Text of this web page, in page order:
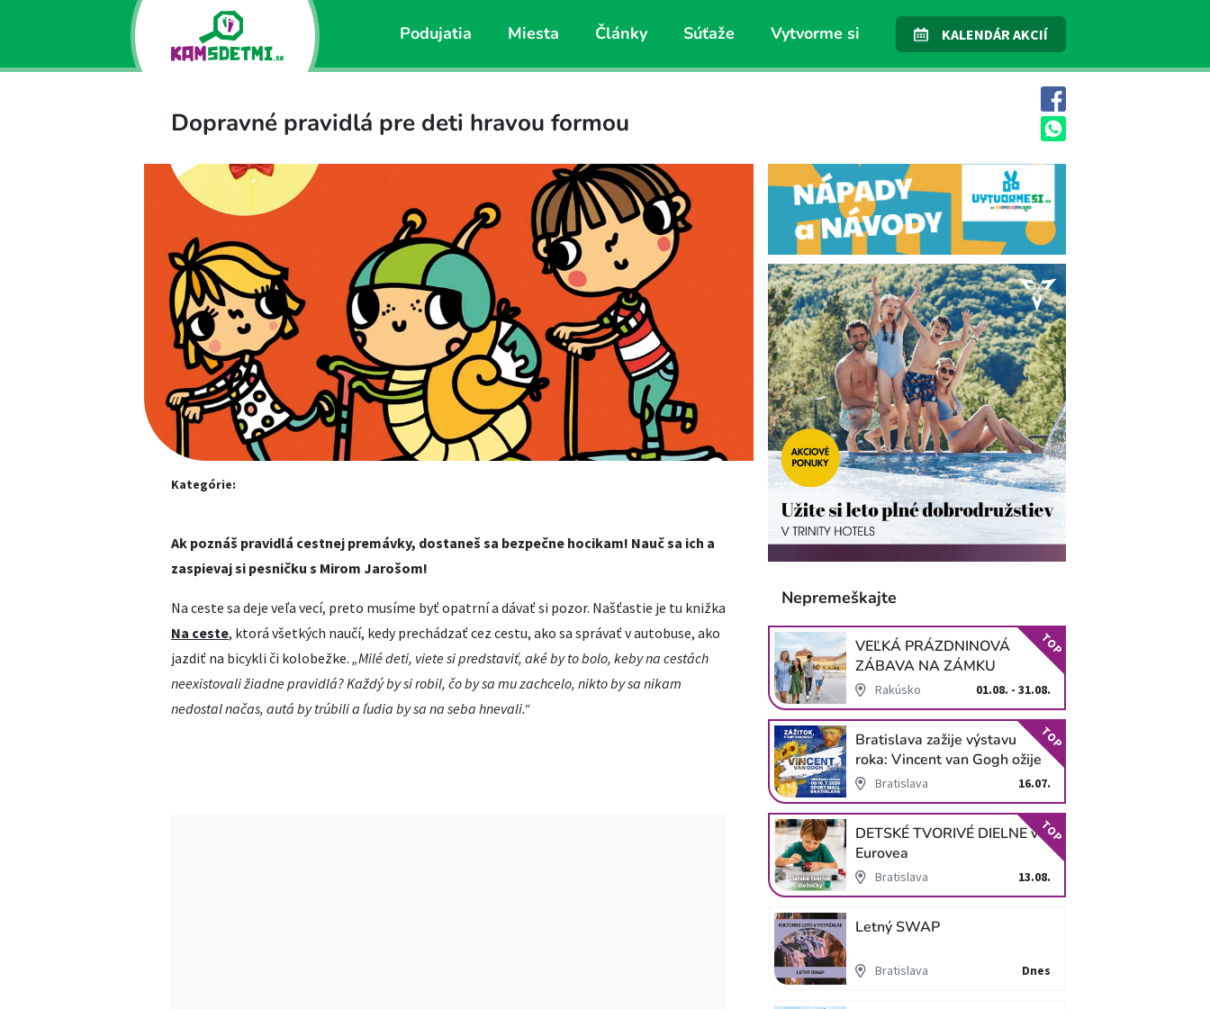
Podujatia Miesta Články Súťaže Vytvorme si KALENDÁR AKCIÍ
Dopravné pravidlá pre deti hravou formou
Kategórie:
Ak poznáš pravidlá cestnej premávky, dostaneš sa bezpečne hocikam! Nauč sa ich a
zaspievaj si pesničku s Mirom Jarošom!
Na ceste sa deje veľa vecí, preto musíme byť opatrní a dávať si pozor. Našťastie je tu knižka
Na ceste, ktorá všetkých naučí, kedy prechádzať cez cestu, ako sa správať v autobuse, ako
jazdiť na bicykli či kolobežke. „Milé deti, viete si predstaviť, aké by to bolo, keby na cestách
neexistovali žiadne pravidlá? Každý by si robil, čo by sa mu zachcelo, nikto by sa nikam
nedostal načas, autá by trúbili a ľudia by sa na seba hnevali.“
Nepremeškajte
VEĽKÁ PRÁZDNINOVÁ
ZÁBAVA NA ZÁMKU
SCHLOSS HOF
Rakúsko 01.08. - 31.08.
TOP
Bratislava zažije výstavu
roka: Vincent van Gogh ožije
v unikátnej imerzívnej šou!
Bratislava 16.07.
TOP
DETSKÉ TVORIVÉ DIELNE v
Eurovea
Bratislava 13.08.
TOP
Letný SWAP
Bratislava Dnes